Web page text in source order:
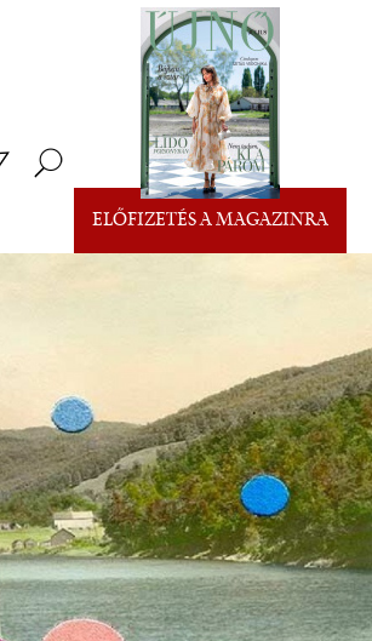
ELŐFIZETÉS A MAGAZINRA